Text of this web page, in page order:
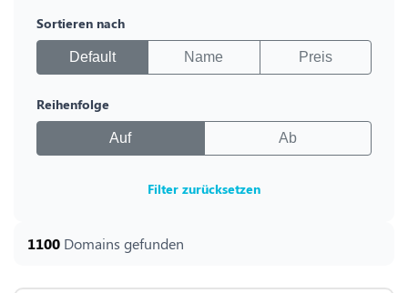
Sortieren nach
Default Name Preis
Reihenfolge
Auf Ab
Filter zurücksetzen
1100 Domains gefunden